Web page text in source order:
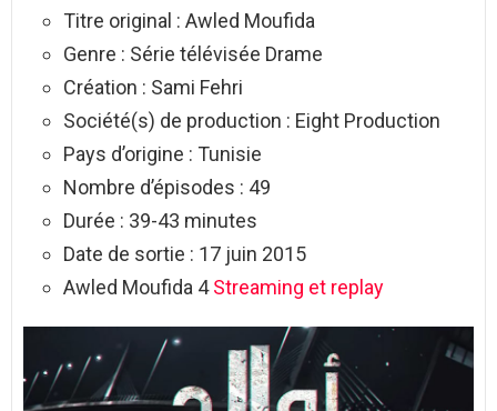
Titre original : Awled Moufida
Genre : Série télévisée Drame
Création : Sami Fehri
Société(s) de production : Eight Production
Pays d’origine : Tunisie
Nombre d’épisodes : 49
Durée : 39-43 minutes
Date de sortie : 17 juin 2015
Awled Moufida 4Streaming et replay